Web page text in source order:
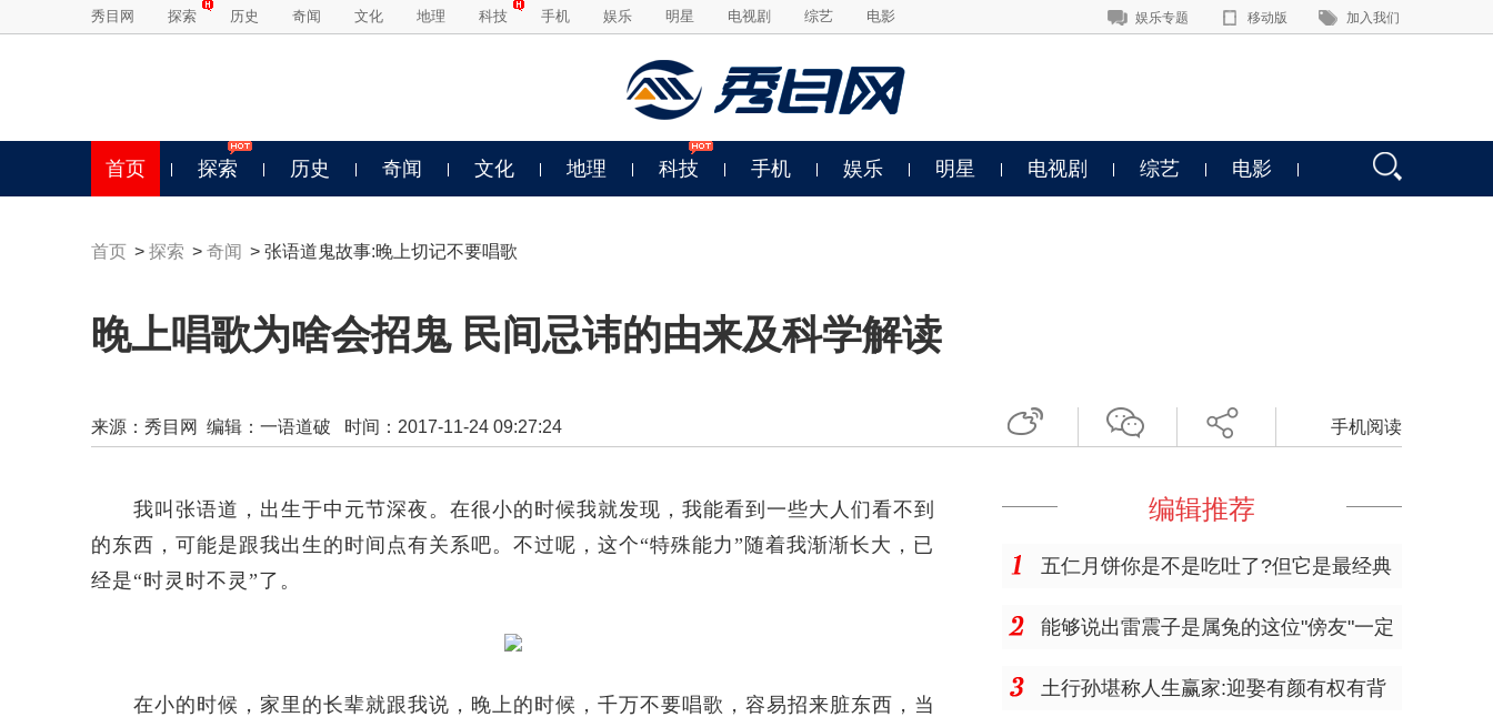
秀目网 探索 历史 奇闻 文化 地理 科技 手机 娱乐 明星 电视剧 综艺 电影 娱乐专题 移动版 加入我们
首页 探索 历史 奇闻 文化 地理 科技 手机 娱乐 明星 电视剧 综艺 电影
首页 > 探索 > 奇闻 > 张语道鬼故事:晚上切记不要唱歌
晚上唱歌为啥会招鬼 民间忌讳的由来及科学解读
来源： 秀目网 编辑：一语道破 时间：2017-11-24 09:27:24 手机阅读
我叫张语道，出生于中元节深夜。在很小的时候我就发现，我能看到一些大人们看不到
的东西，可能是跟我出生的时间点有关系吧。不过呢，这个“特殊能力”随着我渐渐长大，已
经是“时灵时不灵”了。
在小的时候，家里的长辈就跟我说，晚上的时候，千万不要唱歌，容易招来脏东西，当
编辑推荐
五仁月饼你是不是吃吐了?但它是最经典
的
能够说出雷震子是属兔的这位"傍友"一定
是个"大仙"
土行孙堪称人生赢家:迎娶有颜有权有背